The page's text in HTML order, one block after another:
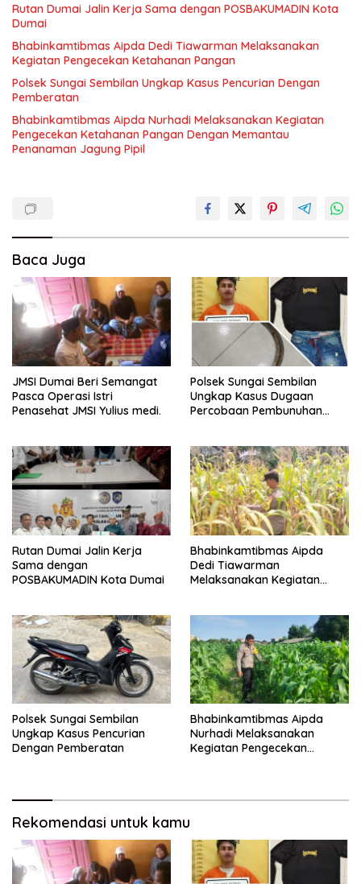
Rutan Dumai Jalin Kerja Sama dengan POSBAKUMADIN Kota
Dumai
Bhabinkamtibmas Aipda Dedi Tiawarman Melaksanakan
Kegiatan Pengecekan Ketahanan Pangan
Polsek Sungai Sembilan Ungkap Kasus Pencurian Dengan
Pemberatan
Bhabinkamtibmas Aipda Nurhadi Melaksanakan Kegiatan
Pengecekan Ketahanan Pangan Dengan Memantau
Penanaman Jagung Pipil
Baca Juga
JMSI Dumai Beri Semangat
Pasca Operasi Istri
Penasehat JMSI Yulius medi.
Polsek Sungai Sembilan
Ungkap Kasus Dugaan
Percobaan Pembunuhan
Rutan Dumai Jalin Kerja
Sama dengan
POSBAKUMADIN Kota Dumai
Bhabinkamtibmas Aipda
Dedi Tiawarman
Melaksanakan Kegiatan
Polsek Sungai Sembilan
Ungkap Kasus Pencurian
Dengan Pemberatan
Bhabinkamtibmas Aipda
Nurhadi Melaksanakan
Kegiatan Pengecekan
Rekomendasi untuk kamu